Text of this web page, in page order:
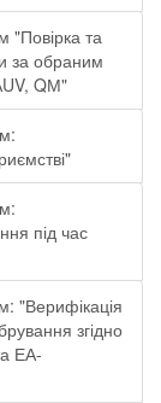
"Повірка та
за обраним
QМ"
під час
"Верифікація
згідно
ЕА-